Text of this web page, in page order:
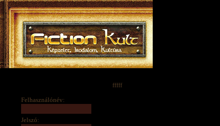
Felhasználónév:
Jelszó:
fffff